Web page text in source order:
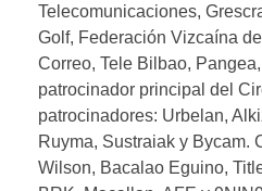
Telecomunicaciones,
Golf, Federación Vizcaína
Correo, Tele Bilbao,
patrocinador principal del
patrocinadores: Urbelan,
Ruyma, Sustraiak y Bycam.
Wilson, Bacalao Eguino,